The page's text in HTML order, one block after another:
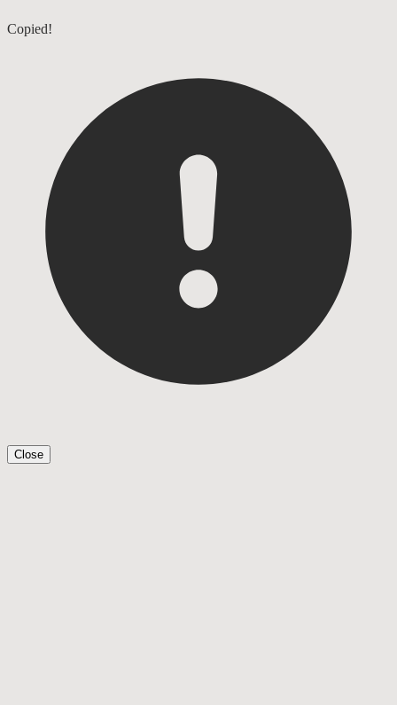
Lamentações 2
Copied!
Close